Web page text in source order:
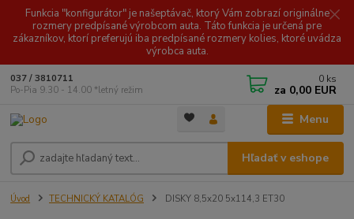
Funkcia "konfigurátor" je našeptávač, ktorý Vám zobrazí originálne
rozmery predpísané výrobcom auta. Táto funkcia je určená pre
zákazníkov, ktorí preferujú iba predpísané rozmery kolies, ktoré uvádza
výrobca auta.
Menu
Hľadať v eshope
037 / 3810711
Po-Pia 9.30 - 14.00 *letný režim
0 ks
za 0,00 EUR
Úvod TECHNICKÝ KATALÓG DISKY 8,5x20 5x114,3 ET30